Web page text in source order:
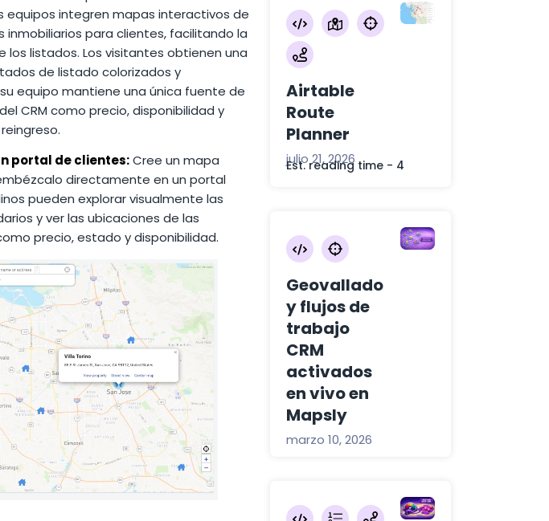
equipos integren mapas interactivos de
para clientes, facilitando la
listados. Los visitantes obtienen una
de listado colorizados y
equipo mantiene una única fuente de
CRM como precio, disponibilidad y
portal de clientes:Cree un mapa
directamente en un portal
pueden explorar visualmente las
y ver las ubicaciones de las
precio, estado y disponibilidad.
Airtable
Route
Planner
julio 21, 2026
Est. reading time - 4
Geovallado
y flujos de
trabajo
CRM
activados
en vivo en
Mapsly
marzo 10, 2026